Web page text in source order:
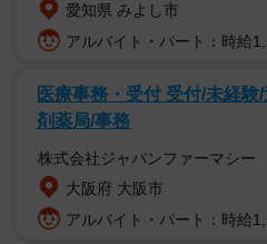
愛知県 みよし市
アルバイト・パート：時給
医療事務・受付 受付/未経験
剤薬局/事務
株式会社ジャパンファーマシー
大阪府 大阪市
アルバイト・パート：時給